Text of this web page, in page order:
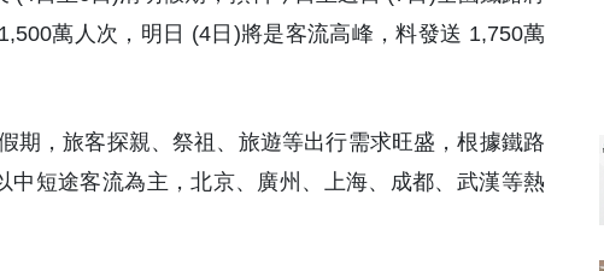
萬人次，明日 (4日)將是客流高峰，料發送 1,750萬
期，旅客探親、祭祖、旅遊等出行需求旺盛，根據鐵路
中短途客流為主，北京、廣州、上海、成都、武漢等熱